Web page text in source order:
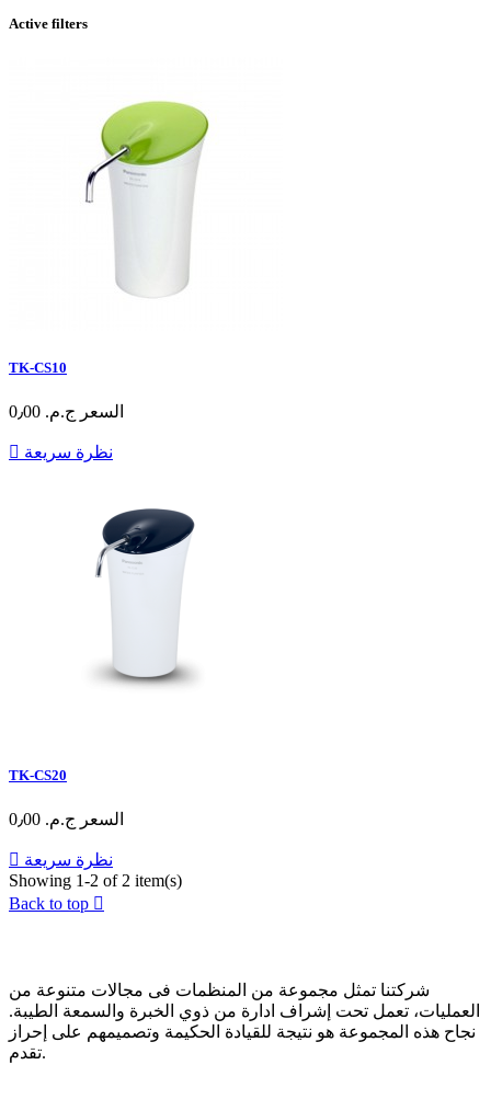
Active filters
TK-CS10
السعر ج.م.‏ 0٫00
 نظرة سريعة
TK-CS20
السعر ج.م.‏ 0٫00
 نظرة سريعة
Showing 1-2 of 2 item(s)
Back to top 
شركتنا تمثل مجموعة من المنظمات فى مجالات متنوعة من
العمليات، تعمل تحت إشراف ادارة من ذوي الخبرة والسمعة الطيبة.
نجاح هذه المجموعة هو نتيجة للقيادة الحكيمة وتصميمهم على إحراز
تقدم.